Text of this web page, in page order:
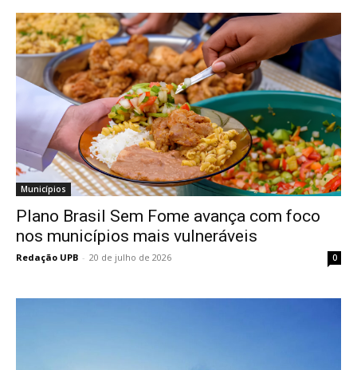
Municípios
Plano Brasil Sem Fome avança com foco
nos municípios mais vulneráveis
Redação UPB - 20 de julho de 2026 0